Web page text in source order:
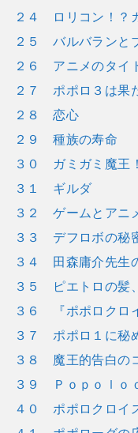
２４ ロリコン！？
２５ バルバランと
２６ アニメのタイ
２７ ポポロ３は果
２８ 恋心
２９ 種族の寿命
３０ ガミガミ魔王
３１ ギルダ
３２ ゲームとアニ
３３ デフロボの秘
３４ 田森庸介先生
３５ ピエトロの髪
３６ 『ポポロクロ
３７ ポポロ１に秘
３８ 魔王的告白の
３９ Ｐｏｐｏｌｏ
４０ ポポロクロイ